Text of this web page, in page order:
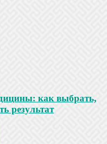
как выбрать,
результат